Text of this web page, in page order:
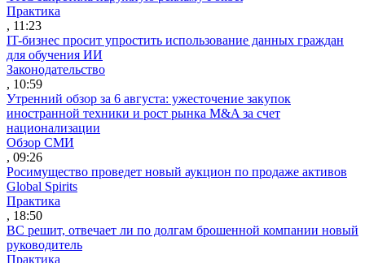
Практика
, 11:23
IT-бизнес просит упростить использование данных граждан
для обучения ИИ
Законодательство
, 10:59
Утренний обзор за 6 августа: ужесточение закупок
иностранной техники и рост рынка M&A за счет
национализации
Обзор СМИ
, 09:26
Росимущество проведет новый аукцион по продаже активов
Global Spirits
Практика
, 18:50
ВС решит, отвечает ли по долгам брошенной компании новый
руководитель
Практика